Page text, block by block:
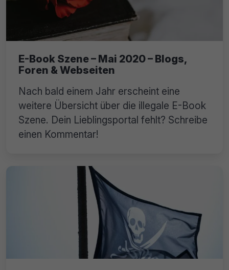
E-Book Szene – Mai 2020 – Blogs,
Foren & Webseiten
Nach bald einem Jahr erscheint eine
weitere Übersicht über die illegale E-Book
Szene. Dein Lieblingsportal fehlt? Schreibe
einen Kommentar!